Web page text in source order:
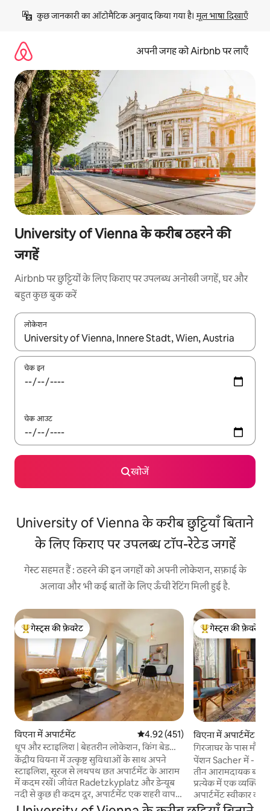
छोड़कर
कॉन्टेंट
कुछ जानकारी का ऑटोमैटिक अनुवाद किया गया है। मूल भाषा दिखाएँ
अपनी जगह को Airbnb पर लाएँ
University of Vienna के करीब ठहरने की
जगहें
Airbnb पर छुट्टियों के लिए किराए पर उपलब्ध अनोखी जगहें, घर और
बहुत कुछ बुक करें
लोकेशन
नतीजों के उपलब्ध होने पर, अप और डाउन 'ऐरो की' का इस्तेमाल करके नेविगेट
चेक इन
चेक आउट
खोजें
University of Vienna के करीब छुट्टियाँ बिताने
के लिए किराए पर उपलब्ध टॉप-रेटेड जगहें
गेस्ट सहमत हैं : ठहरने की इन जगहों को अपनी लोकेशन, सफ़ाई के
अलावा और भी कई बातों के लिए ऊँची रेटिंग मिली हुई है.
गेस्ट्स का टॉप फ़ेवरेट
गेस्ट्स की फ़ेवरेट
विएना में अपार्टमेंट औसत रेटिंग 5 में से 4.92, 451 समीक्षाएँ
4.92 (451)
धूप और स्टाइलिश | बेहतरीन लोकेशन, किंग बेड
और बालकनी
केंद्रीय वियना में उत्कृष्ट सुविधाओं के साथ अपने
स्टाइलिश, सूरज से लथपथ छत अपार्टमेंट के आराम
में कदम रखें। जीवंत Radetzkyplatz और डेन्यूब
नदी से कुछ ही कदम दूर, अपार्टमेंट एक शहरी वापसी
का वादा करता है, शहर के सबसे अच्छे रेस्तरां, स्टोर,
गेस्ट्स का टॉप फ़ेवरेट
गेस्ट्स की फ़ेवरेट
विएना में अपार्टमेंट
गिरजाघर के पास मौजूद
अपार्टमेंट
पेंशन Sacher में -
तीन आरामदायक बड़े
प्रत्येक में एक व्यक्तिगत स्पर्श है।
अपार्टमेंट स्वीकार
स्टीफन कैथेड्रल का